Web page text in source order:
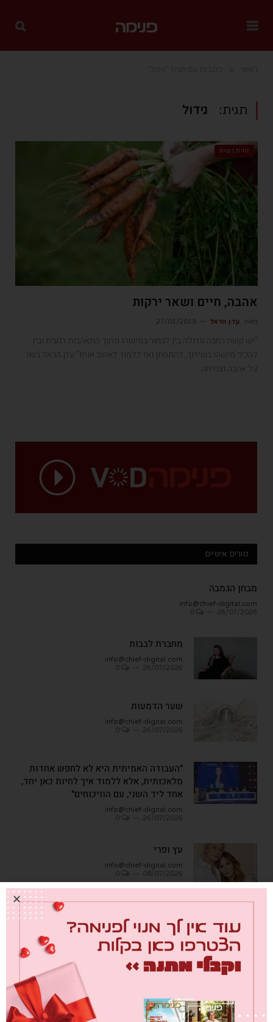
תגית: גידול
זווית נשית
אהבה, חיים ושאר ירקות
עדן הראל
"יש קשת רחבה וגדולה בין לבחור במישהו מתוך התאהבות רגעית ובין
להכיר מישהו בשידוך, להתחתן ואז ללמוד לאהוב אותו" עדן הראל בטור
על אהבה וצמיחה
טורים אישיים
מבחן הגמבה
info@chief-digital.com
מחברת לבבות
info@chief-digital.com
שער הדמעות
info@chief-digital.com
"העבודה האמיתית היא לא לחפש אחדות
מלאכותית, אלא ללמוד איך לחיות כאן יחד,
אחד ליד השני, עם הוויכוחים"
info@chief-digital.com
עץ ופרי
info@chief-digital.com
כתבות אחרונות
מבחן הגמבה
info@chief-digital.com
כאן חוגגים בכיף – המדריך לתכנון חוויה